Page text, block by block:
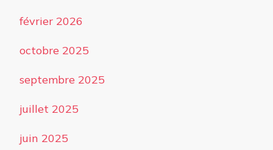
février 2026
octobre 2025
septembre 2025
juillet 2025
juin 2025